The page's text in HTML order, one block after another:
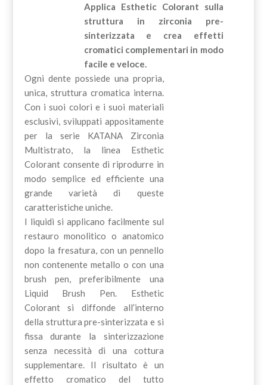
Applica Esthetic Colorant sulla
struttura in zirconia pre-
sinterizzata e crea effetti
cromatici complementari in modo
facile e veloce.
Ogni dente possiede una propria,
unica, struttura cromatica interna.
Con i suoi colori e i suoi materiali
esclusivi, sviluppati appositamente
per la serie KATANA Zirconia
Multistrato, la linea Esthetic
Colorant consente di riprodurre in
modo semplice ed efficiente una
grande varietà di queste
caratteristiche uniche.
I liquidi si applicano facilmente sul
restauro monolitico o anatomico
dopo la fresatura, con un pennello
non contenente metallo o con una
brush pen, preferibilmente una
Liquid Brush Pen. Esthetic
Colorant si diffonde all’interno
della struttura pre-sinterizzata e si
fissa durante la sinterizzazione
senza necessità di una cottura
supplementare. Il risultato è un
effetto cromatico del tutto